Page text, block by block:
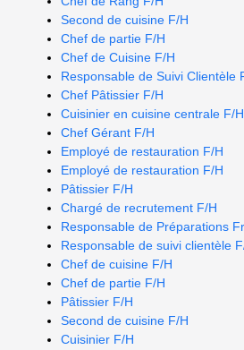
Second de cuisine F/H
Chef de partie F/H
Chef de Cuisine F/H
Responsable de Suivi Clientèle
Chef Pâtissier F/H
Cuisinier en cuisine centrale F/H
Chef Gérant F/H
Employé de restauration F/H
Employé de restauration F/H
Pâtissier F/H
Chargé de recrutement F/H
Responsable de Préparations
Responsable de suivi clientèle
Chef de cuisine F/H
Chef de partie F/H
Pâtissier F/H
Second de cuisine F/H
Cuisinier F/H